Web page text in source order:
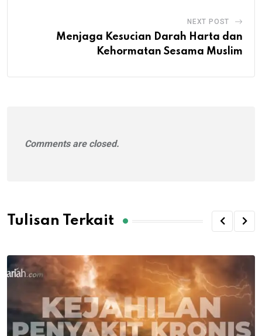
NEXT POST
Menjaga Kesucian Darah Harta dan
Kehormatan Sesama Muslim
Comments are closed.
Tulisan Terkait